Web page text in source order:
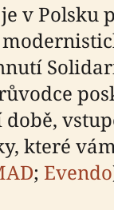
v Polsku
které
; Evendo